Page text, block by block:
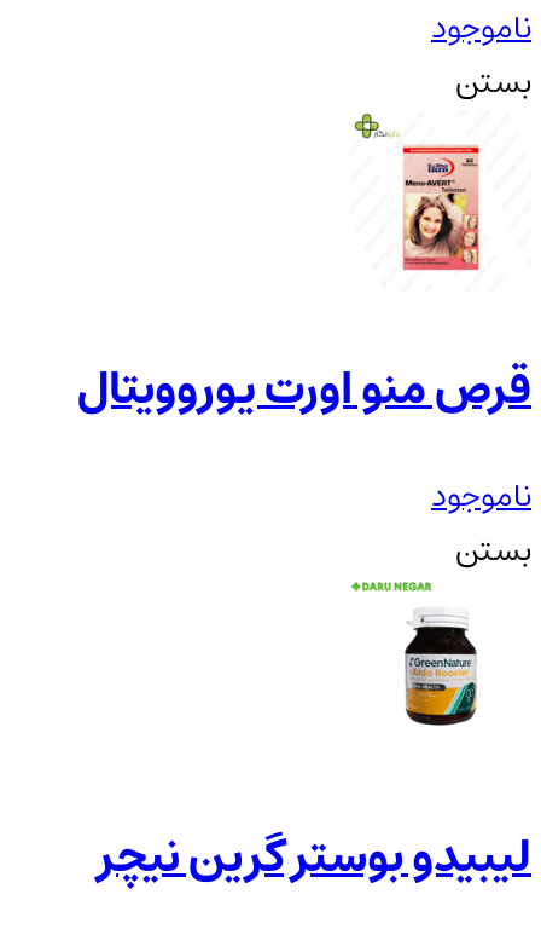
ناموجود
بستن
قرص منو اورت یوروویتال
ناموجود
بستن
لیبیدو بوستر گرین نیچر